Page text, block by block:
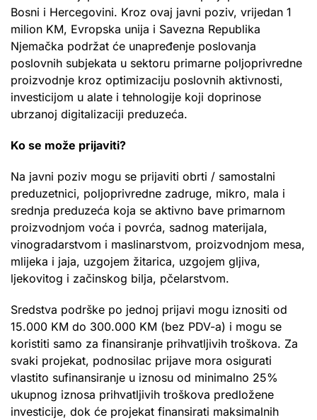
Bosni i Hercegovini. Kroz ovaj javni poziv, vrijedan 1
milion KM, Evropska unija i Savezna Republika
Njemačka podržat će unapređenje poslovanja
poslovnih subjekata u sektoru primarne poljoprivredne
proizvodnje kroz optimizaciju poslovnih aktivnosti,
investicijom u alate i tehnologije koji doprinose
ubrzanoj digitalizaciji preduzeća.
Ko se može prijaviti?
Na javni poziv mogu se prijaviti obrti / samostalni
preduzetnici, poljoprivredne zadruge, mikro, mala i
srednja preduzeća koja se aktivno bave primarnom
proizvodnjom voća i povrća, sadnog materijala,
vinogradarstvom i maslinarstvom, proizvodnjom mesa,
mlijeka i jaja, uzgojem žitarica, uzgojem gljiva,
ljekovitog i začinskog bilja, pčelarstvom.
Sredstva podrške po jednoj prijavi mogu iznositi od
15.000 KM do 300.000 KM (bez PDV-a) i mogu se
koristiti samo za finansiranje prihvatljivih troškova. Za
svaki projekat, podnosilac prijave mora osigurati
vlastito sufinansiranje u iznosu od minimalno 25%
ukupnog iznosa prihvatljivih troškova predložene
investicije, dok će projekat finansirati maksimalnih